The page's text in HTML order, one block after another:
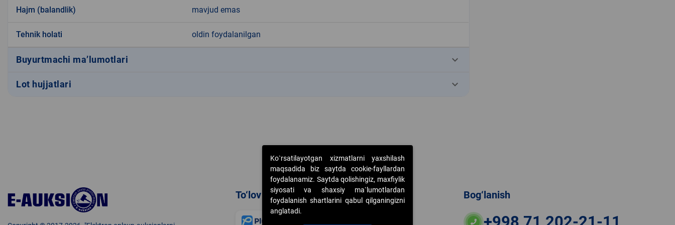
Hajm (balandlik) mavjud emas
Tehnik holati oldin foydalanilgan
Buyurtmachi ma’lumotlari keyboard_arrow_down
Lot hujjatlari keyboard_arrow_down
To‘lov usullari Bog‘lanish
Ko`rsatilayotgan xizmatlarni yaxshilash
maqsadida biz saytda cookie-fayllardan
foydalanamiz. Saytda qolishingiz, maxfiylik
siyosati va shaxsiy ma`lumotlardan
foydalanish shartlarini qabul qilganingizni
anglatadi.